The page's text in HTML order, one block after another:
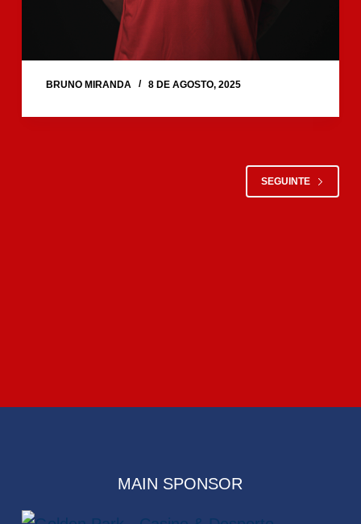
BRUNO MIRANDA 8 DE AGOSTO, 2025
SEGUINTE
MAIN SPONSOR